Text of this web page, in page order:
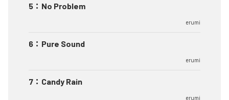
5 ： No Problem
erumi
6 ： Pure Sound
erumi
7 ： Candy Rain
erumi